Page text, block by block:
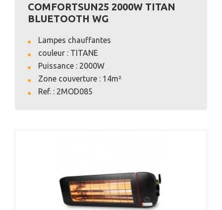
VOIR L'ANNONCE
COMFORTSUN25 2000W TITAN
BLUETOOTH WG
Lampes chauffantes
couleur : TITANE
Puissance : 2000W
Zone couverture : 14m²
Ref. : 2MOD085